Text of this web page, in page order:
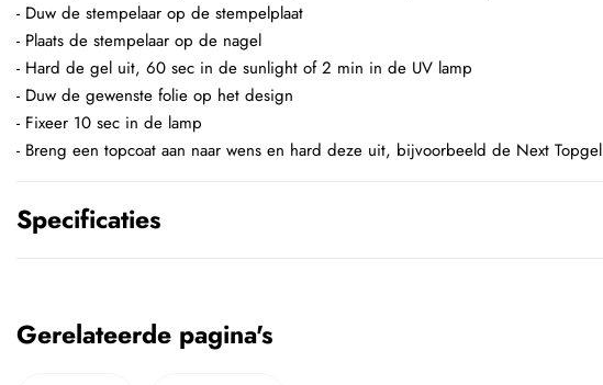
- Duw de stempelaar op de stempelplaat
- Plaats de stempelaar op de nagel
- Hard de gel uit, 60 sec in de sunlight of 2 min in de UV lamp
- Duw de gewenste folie op het design
- Fixeer 10 sec in de lamp
- Breng een topcoat aan naar wens en hard deze uit, bijvoorbeeld de Next Topgel
Specificaties
Gerelateerde pagina's